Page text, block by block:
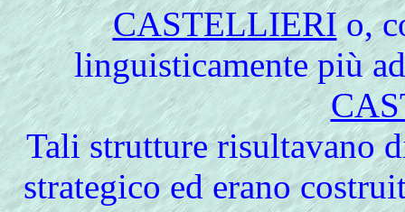
CASTELLIERIo,
linguisticamente più
Tali strutture risultavano
strategico ed erano